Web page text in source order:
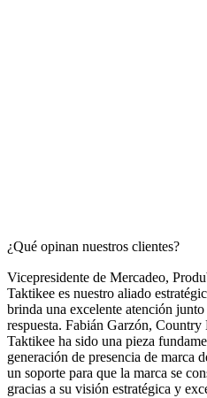
¿Qué opinan nuestros clientes?
Vicepresidente de Mercadeo,
Taktikee es nuestro aliado
brinda una excelente atención
respuesta. Fabián Garzón, Country
Taktikee ha sido una pieza
generación de presencia de marca
un soporte para que la marca se
gracias a su visión estratégica y